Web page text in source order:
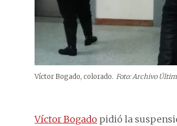
Víctor Bogado, colorado. Foto: Archivo
Víctor Bogado pidió la